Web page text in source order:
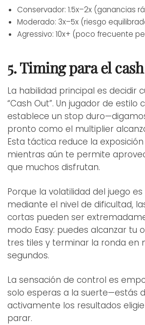
Conservador: 1.5x–2x (ganancias
Moderado: 3x–5x (riesgo
Agressivo: 10x+ (poco frecuente
5. Timing para el
La habilidad principal es decidir
“Cash Out”. Un jugador de estilo
establece un stop
pronto como el multiplier
Esta táctica reduce la
mientras aún te permite
que muchos disfrutan.
Porque la volatilidad del juego
mediante el nivel de dificultad,
cortas pueden ser
modo Easy: puedes alcanzar tu
tres tiles y terminar la ronda en
segundos.
La sensación de control es
solo esperas a la suerte—estás
activamente los resultados
parar.